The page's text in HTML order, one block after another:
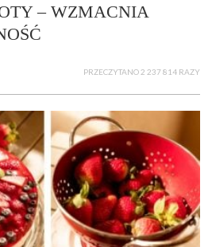
– WZMACNIA
PRZECZYTANO 2 237 814 RAZY